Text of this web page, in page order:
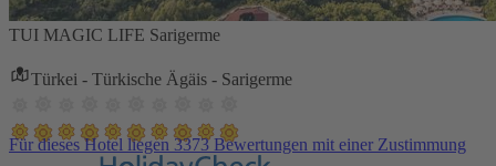
TUI MAGIC LIFE Sarigerme
Türkei - Türkische Ägäis - Sarigerme
Für dieses Hotel liegen 3373 Bewertungen mit einer Zustimmung